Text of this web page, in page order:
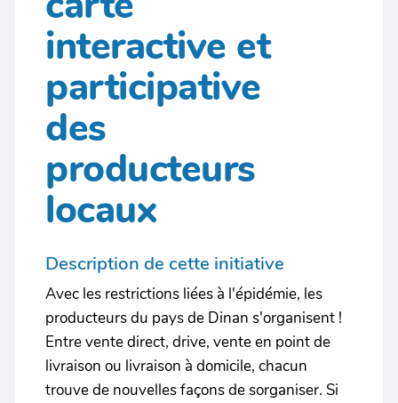
interactive et
participative
des
producteurs
locaux
Description de cette initiative
Avec les restrictions liées à l'épidémie, les
producteurs du pays de Dinan s'organisent !
Entre vente direct, drive, vente en point de
livraison ou livraison à domicile, chacun
trouve de nouvelles façons de sorganiser. Si